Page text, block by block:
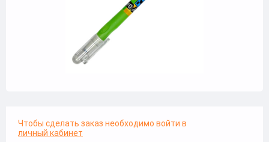
Чтобы сделать заказ необходимо войти в
личный кабинет